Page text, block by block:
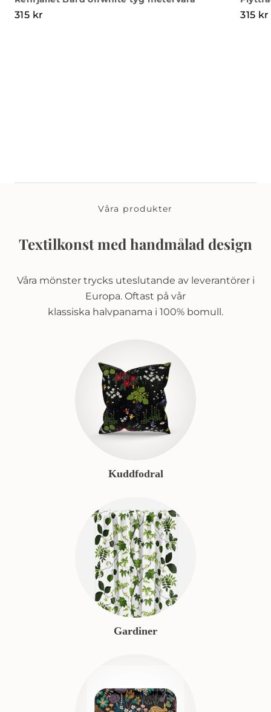
315 kr 315 kr
Våra produkter
Textilkonst med handmålad design
Våra mönster trycks uteslutande av leverantörer i
Europa. Oftast på vår
klassiska halvpanama i 100% bomull.
Kuddfodral
Gardiner